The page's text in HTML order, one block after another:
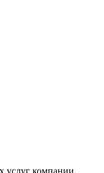
услуг компании